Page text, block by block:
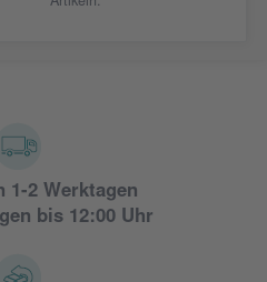
1-2 Werktagen
bis 12:00 Uhr